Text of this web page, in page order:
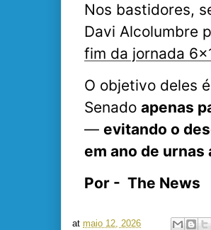
Nos bastidores,
Davi Alcolumbre
fim da jornada
O objetivo deles
Senado apenas
— evitando o
em ano de urnas
Por - The News
at maio 12, 2026